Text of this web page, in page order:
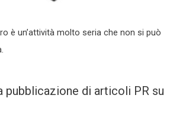
è un’attività molto seria che non si può
pubblicazione di articoli PR su